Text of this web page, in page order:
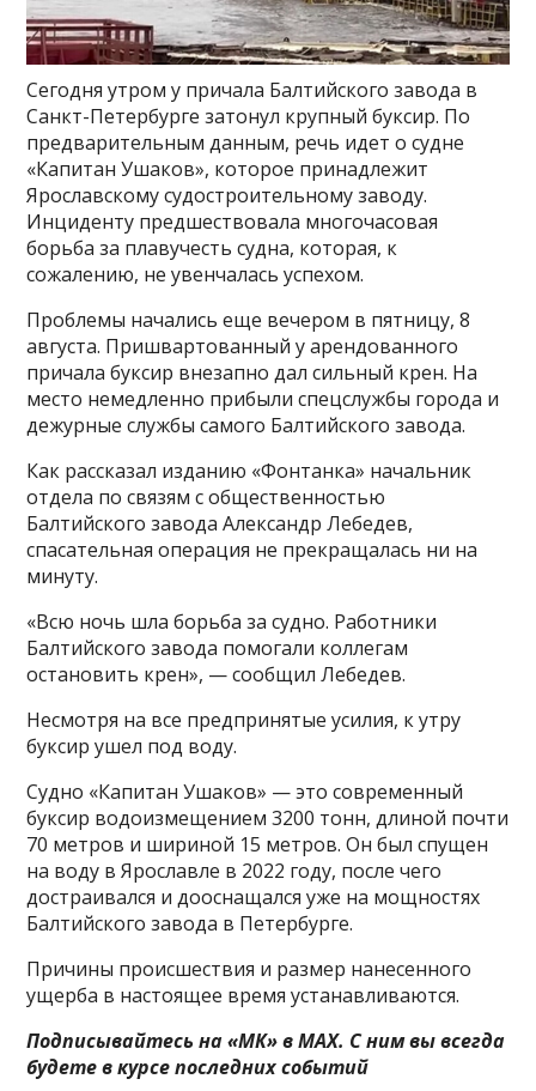
Сегодня утром у причала Балтийского завода в
Санкт-Петербурге затонул крупный буксир. По
предварительным данным, речь идет о судне
«Капитан Ушаков», которое принадлежит
Ярославскому судостроительному заводу.
Инциденту предшествовала многочасовая
борьба за плавучесть судна, которая, к
сожалению, не увенчалась успехом.
Проблемы начались еще вечером в пятницу, 8
августа. Пришвартованный у арендованного
причала буксир внезапно дал сильный крен. На
место немедленно прибыли спецслужбы города и
дежурные службы самого Балтийского завода.
Как рассказал изданию «Фонтанка» начальник
отдела по связям с общественностью
Балтийского завода Александр Лебедев,
спасательная операция не прекращалась ни на
минуту.
«Всю ночь шла борьба за судно. Работники
Балтийского завода помогали коллегам
остановить крен», — сообщил Лебедев.
Несмотря на все предпринятые усилия, к утру
буксир ушел под воду.
Судно «Капитан Ушаков» — это современный
буксир водоизмещением 3200 тонн, длиной почти
70 метров и шириной 15 метров. Он был спущен
на воду в Ярославле в 2022 году, после чего
достраивался и дооснащался уже на мощностях
Балтийского завода в Петербурге.
Причины происшествия и размер нанесенного
ущерба в настоящее время устанавливаются.
Подписывайтесь на «МК» в MAX. С ним вы всегда
будете в курсе последних событий